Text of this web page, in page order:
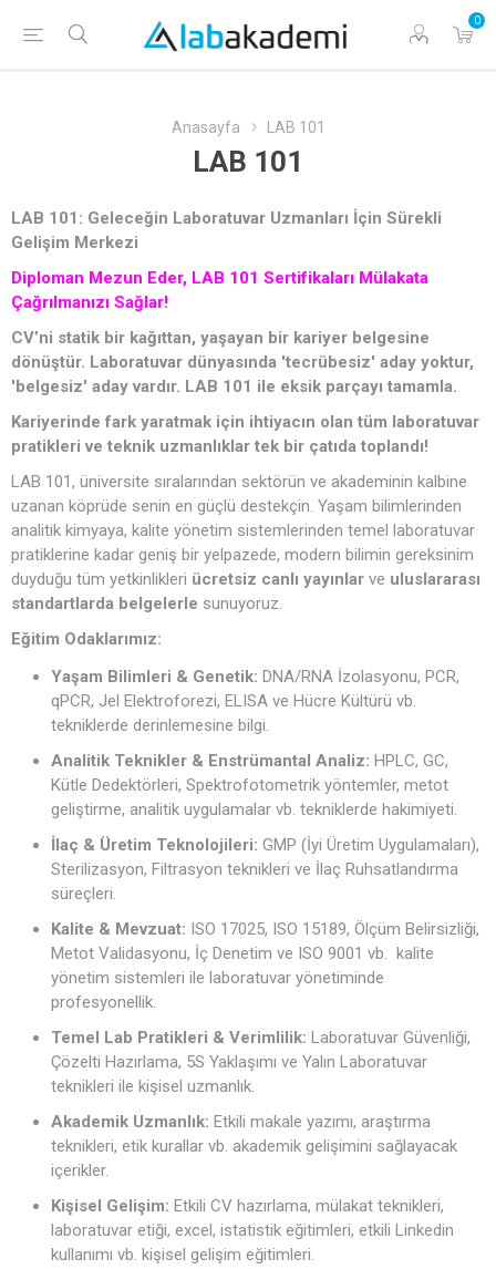
0
Anasayfa LAB 101
LAB 101
LAB 101: Geleceğin Laboratuvar Uzmanları İçin Sürekli
Gelişim Merkezi
Diploman Mezun Eder, LAB 101 Sertifikaları Mülakata
Çağrılmanızı Sağlar!
CV’ni statik bir kağıttan, yaşayan bir kariyer belgesine
dönüştür. Laboratuvar dünyasında 'tecrübesiz' aday yoktur,
'belgesiz' aday vardır. LAB 101 ile eksik parçayı tamamla.
Kariyerinde fark yaratmak için ihtiyacın olan tüm laboratuvar
pratikleri ve teknik uzmanlıklar tek bir çatıda toplandı!
LAB 101, üniversite sıralarından sektörün ve akademinin kalbine
uzanan köprüde senin en güçlü destekçin. Yaşam bilimlerinden
analitik kimyaya, kalite yönetim sistemlerinden temel laboratuvar
pratiklerine kadar geniş bir yelpazede, modern bilimin gereksinim
duyduğu tüm yetkinlikleri ücretsiz canlı yayınlar ve uluslararası
standartlarda belgelerle sunuyoruz.
Eğitim Odaklarımız:
Yaşam Bilimleri & Genetik: DNA/RNA İzolasyonu, PCR,
qPCR, Jel Elektroforezi, ELISA ve Hücre Kültürü vb.
tekniklerde derinlemesine bilgi.
Analitik Teknikler & Enstrümantal Analiz: HPLC, GC,
Kütle Dedektörleri, Spektrofotometrik yöntemler, metot
geliştirme, analitik uygulamalar vb. tekniklerde hakimiyeti.
İlaç & Üretim Teknolojileri: GMP (İyi Üretim Uygulamaları),
Sterilizasyon, Filtrasyon teknikleri ve İlaç Ruhsatlandırma
süreçleri.
Kalite & Mevzuat: ISO 17025, ISO 15189, Ölçüm Belirsizliği,
Metot Validasyonu, İç Denetim ve ISO 9001 vb. kalite
yönetim sistemleri ile laboratuvar yönetiminde
profesyonellik.
Temel Lab Pratikleri & Verimlilik: Laboratuvar Güvenliği,
Çözelti Hazırlama, 5S Yaklaşımı ve Yalın Laboratuvar
teknikleri ile kişisel uzmanlık.
Akademik Uzmanlık: Etkili makale yazımı, araştırma
teknikleri, etik kurallar vb. akademik gelişimini sağlayacak
içerikler.
Kişisel Gelişim: Etkili CV hazırlama, mülakat teknikleri,
laboratuvar etiği, excel, istatistik eğitimleri, etkili Linkedin
kullanımı vb. kişisel gelişim eğitimleri.